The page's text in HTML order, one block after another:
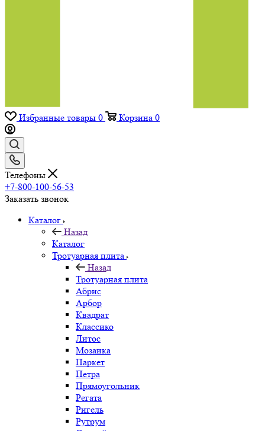
Избранные товары 0 Корзина 0
Телефоны
+7-800-100-56-53
Заказать звонок
Каталог
Назад
Каталог
Тротуарная плита
Назад
Тротуарная плита
Абрис
Арбор
Квадрат
Классико
Литос
Мозаика
Паркет
Петра
Прямоугольник
Регата
Ригель
Рутрум